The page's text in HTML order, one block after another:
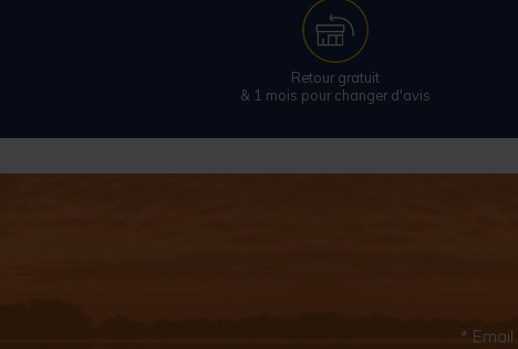
Retour gratuit
& 1 mois pour changer d'avis
* Email